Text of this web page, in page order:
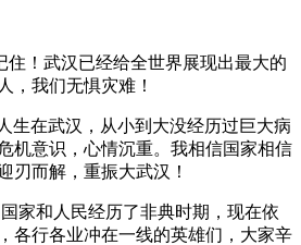
住！武汉已经给全世界展现出最大的
，我们无惧灾难！
生在武汉，从小到大没经历过巨大病
机意识，心情沉重。我相信国家相信
刃而解，重振大武汉！
家和人民经历了非典时期，现在依
各行各业冲在一线的英雄们，大家辛